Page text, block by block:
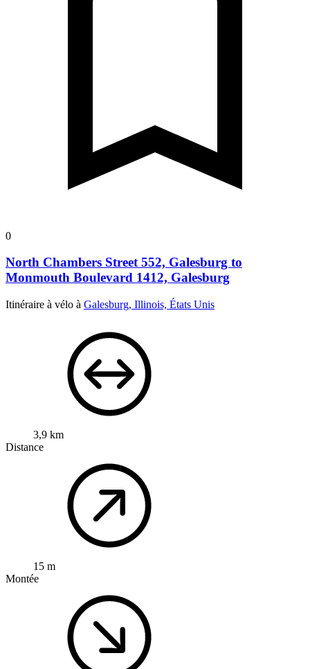
0
North Chambers Street 552, Galesburg to
Monmouth Boulevard 1412, Galesburg
Itinéraire à vélo à Galesburg, Illinois, États Unis
3,9 km
Distance
15 m
Montée